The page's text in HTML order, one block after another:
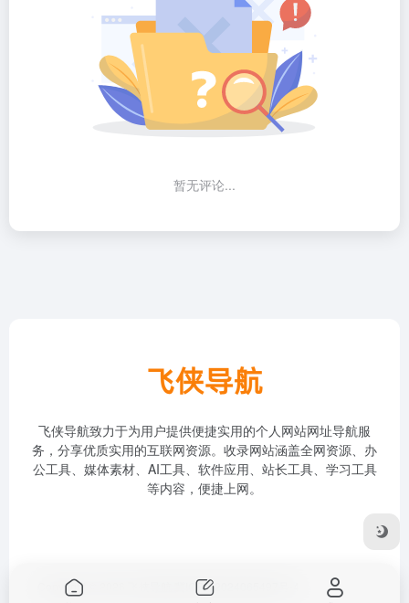
暂无评论...
飞侠导航致力于为用户提供便捷实用的个人网站网址导航服
务，分享优质实用的互联网资源。收录网站涵盖全网资源、办
公工具、媒体素材、AI工具、软件应用、站长工具、学习工具
等内容，便捷上网。
Copyright © 2026 冀ICP备2024065497号-4